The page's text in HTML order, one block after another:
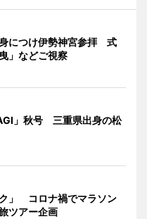
につけ伊勢神宮参拝 式
」などご視察
」秋号 三重県出身の松
」 コロナ禍でマラソン
ツアー企画